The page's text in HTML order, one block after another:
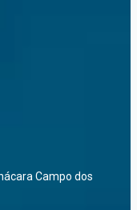
Campo dos